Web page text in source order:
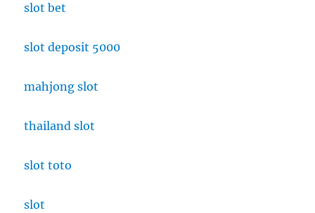
slot bet
slot deposit 5000
mahjong slot
thailand slot
slot toto
slot